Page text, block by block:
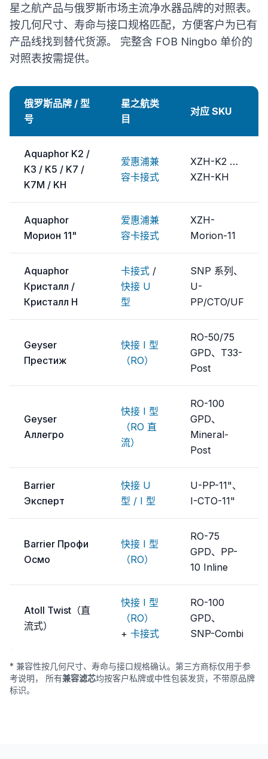
星之航产品与俄罗斯市场主流净水器品牌的对照表。
按几何尺寸、寿命与接口规格匹配，方便客户为已有
产品线找到替代货源。 完整含 FOB Ningbo 单价的
对照表按需提供。
俄罗斯品牌 / 型
号
星之航类
目
对应 SKU
Aquaphor K2 /
K3 / K5 / K7 /
K7M / KH
爱惠浦兼
容卡接式
XZH-K2 …
XZH-KH
Aquaphor
Морион 11"
爱惠浦兼
容卡接式
XZH-
Morion-11
Aquaphor
Кристалл /
Кристалл H
卡接式 /
快接 U
型
SNP 系列、
U-
PP/CTO/UF
Geyser
Престиж
快接 I 型
（RO）
RO-50/75
GPD、T33-
Post
Geyser
Аллегро
快接 I 型
（RO 直
流）
RO-100
GPD、
Mineral-
Post
Barrier
Эксперт
快接 U
型 / I 型
U-PP-11"、
I-CTO-11"
Barrier Профи
Осмо
快接 I 型
（RO）
RO-75
GPD、PP-
10 Inline
Atoll Twist（直
流式）
快接 I 型
（RO）
+ 卡接式
RO-100
GPD、
SNP-Combi
* 兼容性按几何尺寸、寿命与接口规格确认。第三方商标仅用于参
考说明， 所有兼容滤芯均按客户私牌或中性包装发货，不带原品牌
标识。